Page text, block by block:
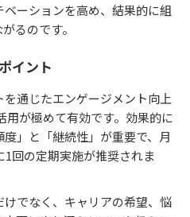
ーションを高め、結果的に組
るのです。
イント
通じたエンゲージメント向上
用が極めて有効です。効果的に
」と「継続性」が重要で、月
回の定期実施が推奨されま
でなく、キャリアの希望、悩